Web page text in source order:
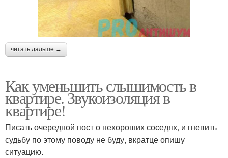
читать дальше →
Как уменьшить слышимость в
квартире. Звукоизоляция в
квартире!
Писать очередной пост о нехороших соседях, и гневить
судьбу по этому поводу не буду, вкратце опишу
ситуацию.